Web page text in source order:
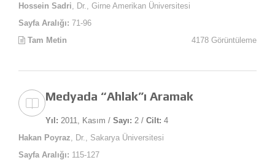
Hossein Sadri , Dr., Girne Amerikan Üniversitesi
Sayfa Aralığı: 71-96
Tam Metin
4178 Görüntüleme
Medyada “Ahlak”ı Aramak
Yıl: 2011, Kasım / Sayı: 2 / Cilt: 4
Hakan Poyraz , Dr., Sakarya Üniversitesi
Sayfa Aralığı: 115-127